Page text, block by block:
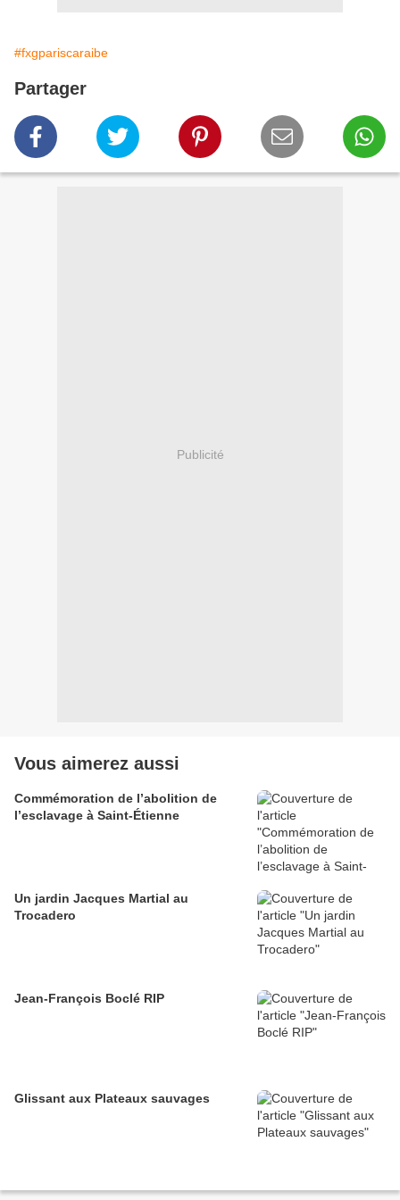
#fxgpariscaraibe
Partager
Publicité
Vous aimerez aussi
Commémoration de l’abolition de
l’esclavage à Saint-Étienne
Un jardin Jacques Martial au
Trocadero
Jean-François Boclé RIP
Glissant aux Plateaux sauvages